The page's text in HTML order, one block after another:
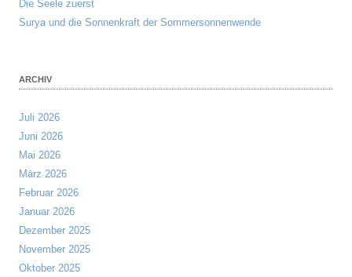
Die Seele zuerst
Surya und die Sonnenkraft der Sommersonnenwende
ARCHIV
Juli 2026
Juni 2026
Mai 2026
März 2026
Februar 2026
Januar 2026
Dezember 2025
November 2025
Oktober 2025